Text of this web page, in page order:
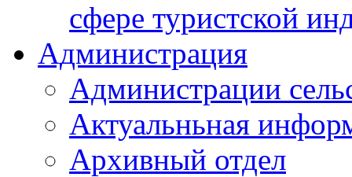
сфере туристской
Администрация
Администрации
Актуальньная
Архивный отдел